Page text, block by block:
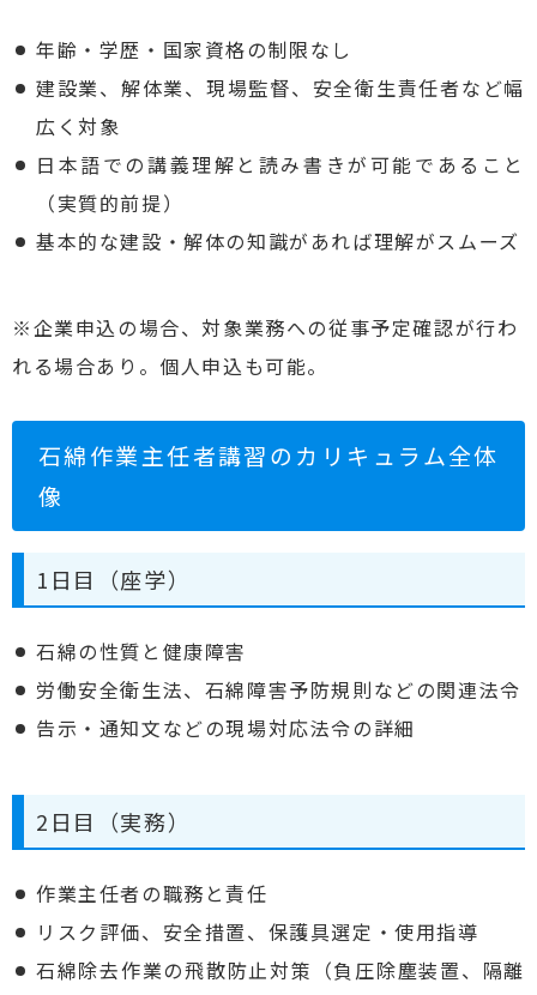
年齢・学歴・国家資格の制限なし
建設業、解体業、現場監督、安全衛生責任者など幅
広く対象
日本語での講義理解と読み書きが可能であること
（実質的前提）
基本的な建設・解体の知識があれば理解がスムーズ
※企業申込の場合、対象業務への従事予定確認が行わ
れる場合あり。個人申込も可能。
石綿作業主任者講習のカリキュラム全体
像
1日目（座学）
石綿の性質と健康障害
労働安全衛生法、石綿障害予防規則などの関連法令
告示・通知文などの現場対応法令の詳細
2日目（実務）
作業主任者の職務と責任
リスク評価、安全措置、保護具選定・使用指導
石綿除去作業の飛散防止対策（負圧除塵装置、隔離